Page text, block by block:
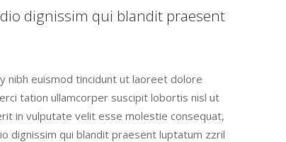
dignissim qui blandit praesent
nibh euismod tincidunt ut laoreet dolore
tation ullamcorper suscipit lobortis nisl ut
in vulputate velit esse molestie consequat,
dignissim qui blandit praesent luptatum zzril